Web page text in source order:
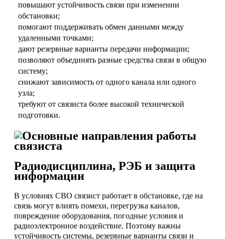
повышают устойчивость связи при изменении
обстановки;
помогают поддерживать обмен данными между
удаленными точками;
дают резервные варианты передачи информации;
позволяют объединять разные средства связи в общую
систему;
снижают зависимость от одного канала или одного
узла;
требуют от связиста более высокой технической
подготовки.
Радиодисциплина, РЭБ и защита
информации
В условиях СВО связист работает в обстановке, где на
связь могут влиять помехи, перегрузка каналов,
повреждение оборудования, погодные условия и
радиоэлектронное воздействие. Поэтому важны
устойчивость системы, резервные варианты связи и